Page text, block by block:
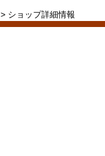
> ショップ詳細情報